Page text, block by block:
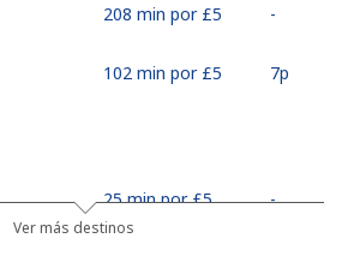
208 min por ⁦£5⁩ -
102 min por ⁦£5⁩ ⁦7p⁩
25 min por ⁦£5⁩ -
Ver más destinos